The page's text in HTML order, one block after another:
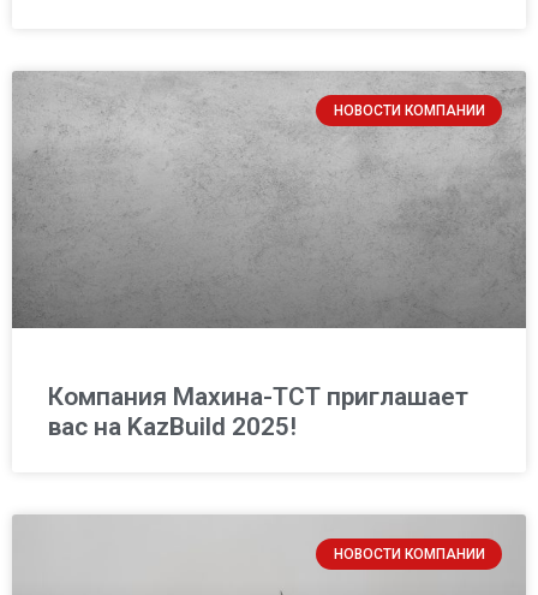
НОВОСТИ КОМПАНИИ
Компания Махина-ТСТ приглашает
вас на KazBuild 2025!
НОВОСТИ КОМПАНИИ